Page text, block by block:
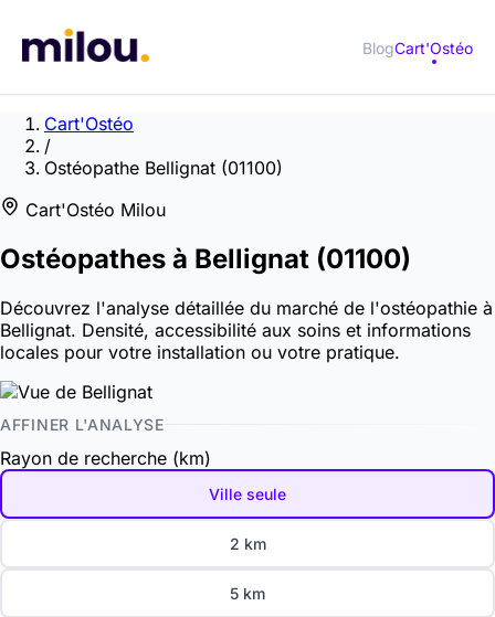
BlogCart'Ostéo
Cart'Ostéo
/
Ostéopathe Bellignat (01100)
Cart'Ostéo Milou
Ostéopathes à Bellignat (01100)
Découvrez l'analyse détaillée du marché de l'ostéopathie à
Bellignat. Densité, accessibilité aux soins et informations
locales pour votre installation ou votre pratique.
AFFINER L'ANALYSE
Rayon de recherche (km)
Ville seule
2 km
5 km